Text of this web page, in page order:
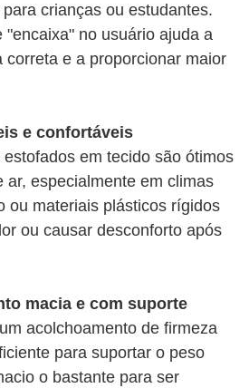
crianças ou estudantes.
"encaixa" no usuário ajuda a
correta e a proporcionar maior
​​e confortáveis
em tecido são ótimos
ar, especialmente em climas
ou materiais plásticos rígidos
ou causar desconforto após
macia e com suporte
acolchoamento de firmeza
para suportar o peso
o bastante para ser